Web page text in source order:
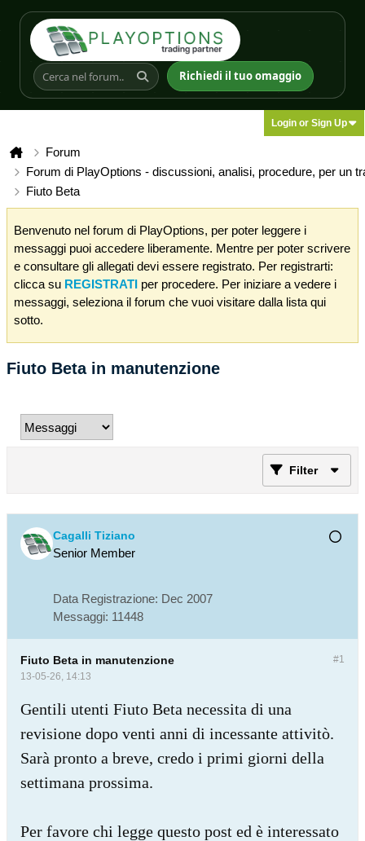
Richiedi il tuo omaggio
Login or Sign Up
Forum
Forum di PlayOptions - discussioni, analisi, procedure, per un
Fiuto Beta
Benvenuto nel forum di PlayOptions, per poter leggere i
messaggi puoi accedere liberamente. Mentre per poter scrivere
e consultare gli allegati devi essere registrato. Per registrarti:
clicca su REGISTRATI per procedere. Per iniziare a vedere i
messaggi, seleziona il forum che vuoi visitare dalla lista qui
sotto.
Fiuto Beta in manutenzione
Filter
Cagalli Tiziano
Senior Member
Data Registrazione: Dec 2007
Messaggi: 11448
#1
Fiuto Beta in manutenzione
13-05-26, 14:13
Gentili utenti Fiuto Beta necessita di una
revisione dopo venti anni di incessante attivitò.
Sarà pronto a breve, credo i primi giorni della
settimana prossima.
Per favore chi legge questo post ed è interessato